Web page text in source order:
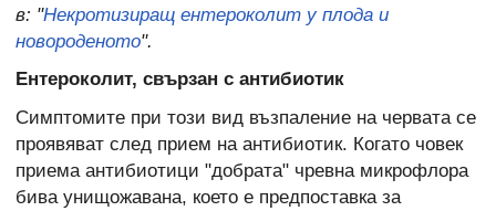
в: "Некротизиращ ентероколит у плода и
новороденото".
Ентероколит, свързан с антибиотик
Симптомите при този вид възпаление на червата се
проявяват след прием на антибиотик. Когато човек
приема антибиотици "добрата" чревна микрофлора
бива унищожавана, което е предпоставка за